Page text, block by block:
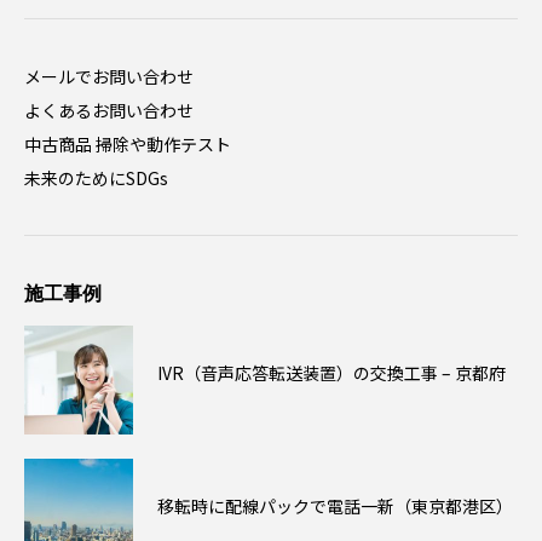
メールでお問い合わせ
よくあるお問い合わせ
中古商品 掃除や動作テスト
未来のためにSDGs
施工事例
IVR（音声応答転送装置）の交換工事 – 京都府
移転時に配線パックで電話一新（東京都港区）